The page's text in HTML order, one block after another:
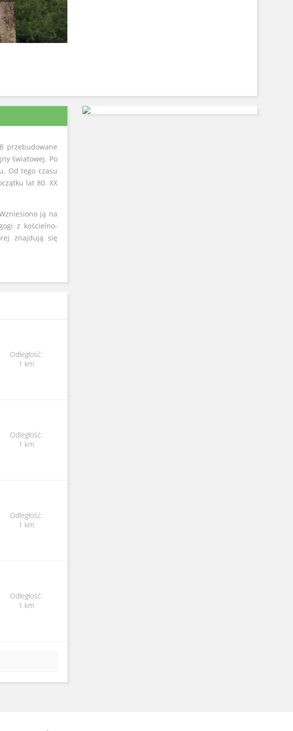
przebudowane
światowej. Po
Od tego czasu
lat 80. XX
ją na
z kościelno-
znajdują się
Odległość:
1 km
Odległość:
1 km
Odległość:
1 km
Odległość:
1 km